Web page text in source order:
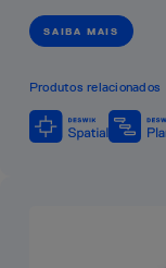
SAIBA MAIS
Produtos relacionados